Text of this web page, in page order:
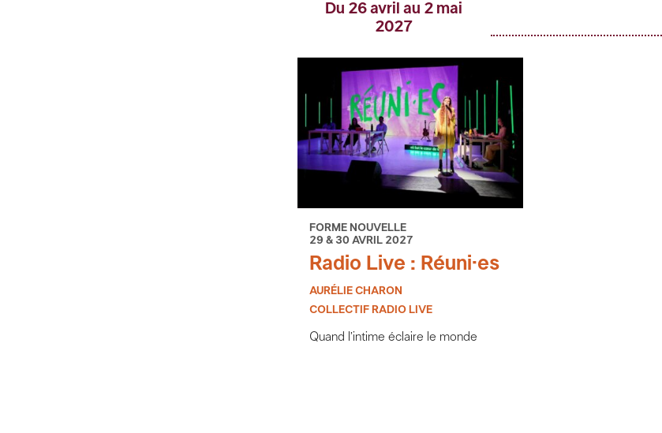
Du 26 avril au 2 mai
2027
FORME NOUVELLE
29 & 30 AVRIL 2027
Radio Live : Réuni·es
AURÉLIE CHARON
COLLECTIF RADIO LIVE
Quand l’intime éclaire le monde